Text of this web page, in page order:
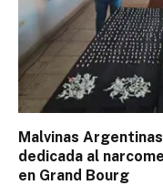
Malvinas
dedicada al
en Grand Bourg